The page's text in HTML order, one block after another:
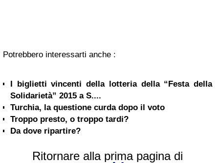
Potrebbero interessarti anche :
I biglietti vincenti della lotteria della “Festa della
Solidarietà” 2015 a S....
Turchia, la questione curda dopo il voto
Troppo presto, o troppo tardi?
Da dove ripartire?
Ritornare alla prima pagina di